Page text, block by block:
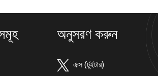
অনুসরণ করুন
এক্স (টুইটার)